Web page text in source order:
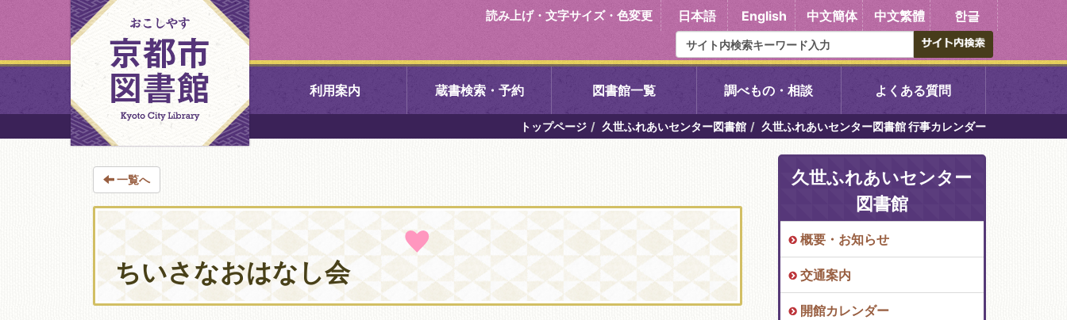
読み上げ・文字サイズ・色変更 日本語 English 中文簡体 中文繁體 한글
利用案内 蔵書検索・予約 図書館一覧
中央図書館 右京中央図書館 伏見中央図書館 醍醐中央図書館
東山図書館
山科図書館 下京図書館 南図書館 吉祥院図書館
久世ふれあいセンター図
書館
西京図書館 洛西図書館 向島図書館
調べもの・相談 よくある質問
トップページ 久世ふれあいセンター図書館 久世ふれあいセンター図書館 行事カレンダー
一覧へ
ちいさなおはなし会
久世ふれあいセンター
図書館
概要・お知らせ
交通案内
開館カレンダー